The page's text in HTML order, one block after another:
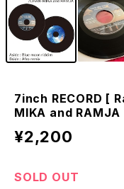
7inch RECORD [
MIKA and RAMJA
¥2,200
SOLD OUT